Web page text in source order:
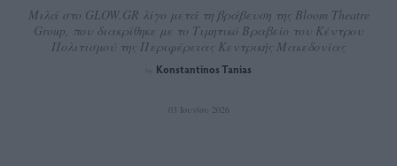
Μιλά στο GLOW.GR λίγο μετά τη βράβευση της Bloom Theatre
Group, που διακρίθηκε με το Τιμητικό Βραβείο του Κέντρου
Πολιτισμού της Περιφέρειας Κεντρικής Μακεδονίας
Konstantinos Tanias
03 Ιουνίου 2026